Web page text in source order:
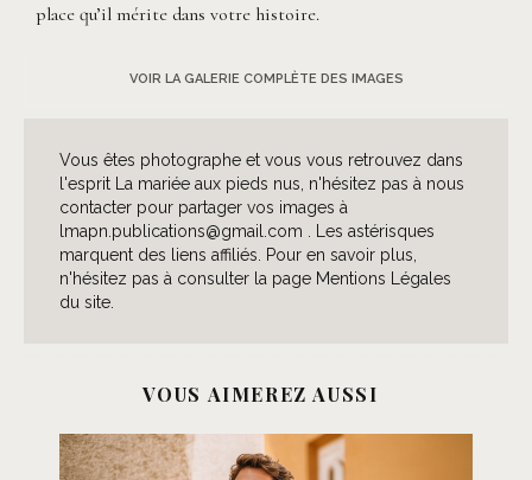
place qu’il mérite dans votre histoire.
VOIR LA GALERIE COMPLÈTE DES IMAGES
Vous êtes photographe et vous vous retrouvez dans
l'esprit La mariée aux pieds nus, n'hésitez pas à nous
contacter pour partager vos images à
lmapn.publications@gmail.com . Les astérisques
marquent des liens affiliés. Pour en savoir plus,
n'hésitez pas à consulter la page Mentions Légales
du site.
VOUS AIMEREZ AUSSI